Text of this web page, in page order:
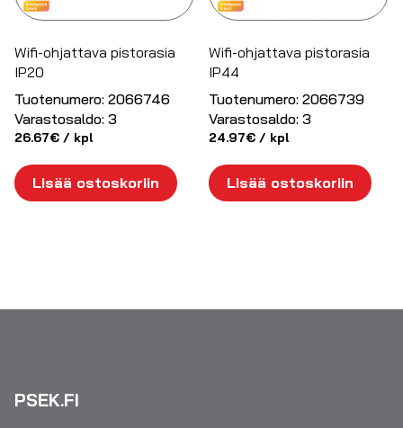
Wifi-ohjattava pistorasia
IP20
Tuotenumero: 2066746
Varastosaldo: 3
26.67€ / kpl
Lisää ostoskoriin
Wifi-ohjattava pistorasia
IP44
Tuotenumero: 2066739
Varastosaldo: 3
24.97€ / kpl
Lisää ostoskoriin
PSEK.FI